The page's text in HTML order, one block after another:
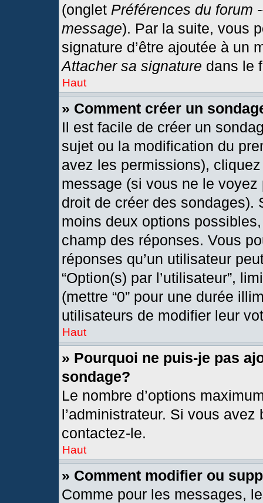
(onglet Préférences du forum
message). Par la suite, vous
signature d’être ajoutée à un
Attacher sa signature dans le
Haut
» Comment créer un
Il est facile de créer un
sujet ou la modification du
avez les permissions),
message (si vous ne le
droit de créer des sondages).
moins deux options
champ des réponses. Vous
réponses qu’un utilisateur
“Option(s) par l’utilisateur”,
(mettre “0” pour une durée
utilisateurs de modifier leur
Haut
» Pourquoi ne puis-je pas
sondage?
Le nombre d’options
l’administrateur. Si vous
contactez-le.
Haut
» Comment modifier ou
Comme pour les messages,